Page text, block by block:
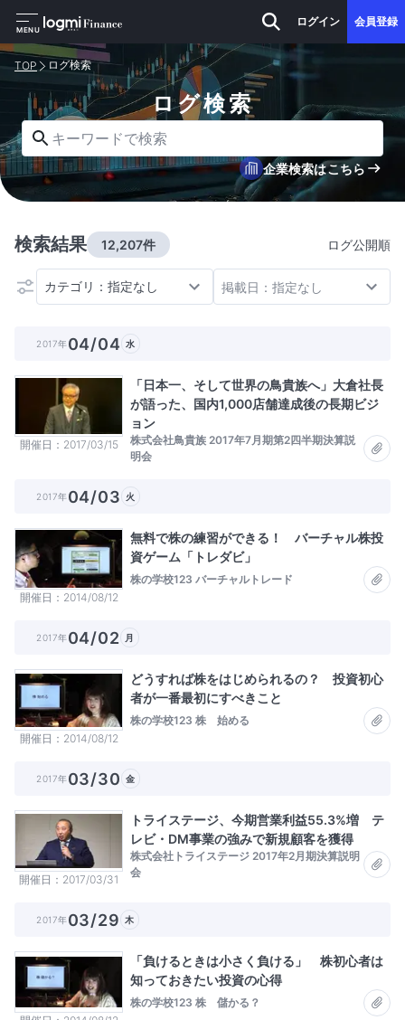
MENU
ログイン 会員登録
TOP ログ検索
ログ検索
企業検索はこちら
検索結果 12,207件 ログ公開順
カテゴリ：指定なし 掲載日：指定なし
2017年04/04 水
開催日 2017/03/15
「日本一、そして世界の鳥貴族へ」大倉社長
が語った、国内1,000店舗達成後の長期ビジ
ョン
株式会社鳥貴族 2017年7月期第2四半期決算説
明会
2017年04/03 火
開催日 2014/08/12
無料で株の練習ができる！ バーチャル株投
資ゲーム「トレダビ」
株の学校123 バーチャルトレード
2017年04/02 月
開催日 2014/08/12
どうすれば株をはじめられるの？ 投資初心
者が一番最初にすべきこと
株の学校123 株 始める
2017年03/30 金
開催日 2017/03/31
トライステージ、今期営業利益55.3%増 テ
レビ・DM事業の強みで新規顧客を獲得
株式会社トライステージ 2017年2月期決算説明
会
2017年03/29 木
「負けるときは小さく負ける」 株初心者は
知っておきたい投資の心得
株の学校123 株 儲かる？